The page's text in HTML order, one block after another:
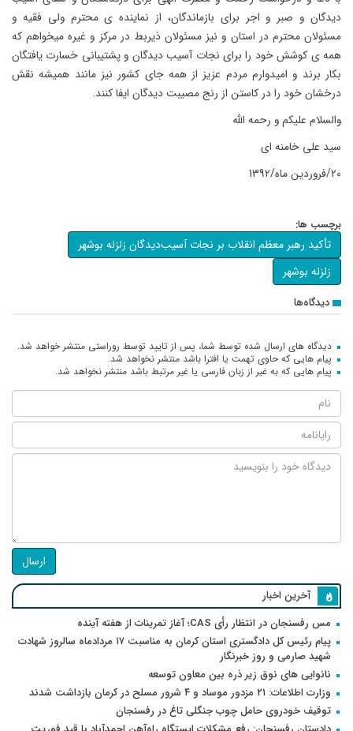
دیدگان و صبر و اجر برای بازماندگان، از نماینده ی محترم ولی فقیه و
مسئولان محترم در استان و نیز مسئولان ذیربط در مرکز و غیره میخواهم که
همه ی کوشش خود را برای نجات آسیب دیدگان و پشتیبانی خسارت یافتگان
بکار برند و امیدوارم مردم عزیز از همه جای کشور نیز مانند همیشه نقش
درخشان خود را در کاستن از رنج مصیبت دیدگان ایفا کنند.
والسلام علیکم و رحمه الله
سید علی خامنه ای
20/فروردین ماه/1392
برچسب ها:
تأکید رهبر معظم انقلاب بر نجات آسیب‌دیدگان زلزله بوشهر
زلزله بوشهر
دیدگاه‌ها
دیدگاه های ارسال شده توسط شما، پس از تایید توسط روراستی منتشر خواهد شد.
پیام هایی که حاوی تهمت یا افترا باشد منتشر نخواهد شد.
پیام هایی که به غیر از زبان فارسی یا غیر مرتبط باشد منتشر نخواهد شد.
ارسال
آخرین اخبار
مس رفسنجان در انتظار رأی CAS؛ آغاز تمرینات از هفته آینده
پیام رئیس کل دادگستری استان کرمان به مناسبت ۱۷ مردادماه سالروز شهادت
شهید صارمی و روز خبرنگار
نانوایی های نوق زیر ذره بین معاون توسعه
وزارت اطلاعات: ۲۱ مزدور موساد و ۴ شرور مسلح در کرمان بازداشت شدند
توقیف خودروی حامل چوب جنگلی تاغ در رفسنجان